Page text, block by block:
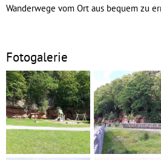
Wanderwege vom Ort aus bequem zu
Fotogalerie